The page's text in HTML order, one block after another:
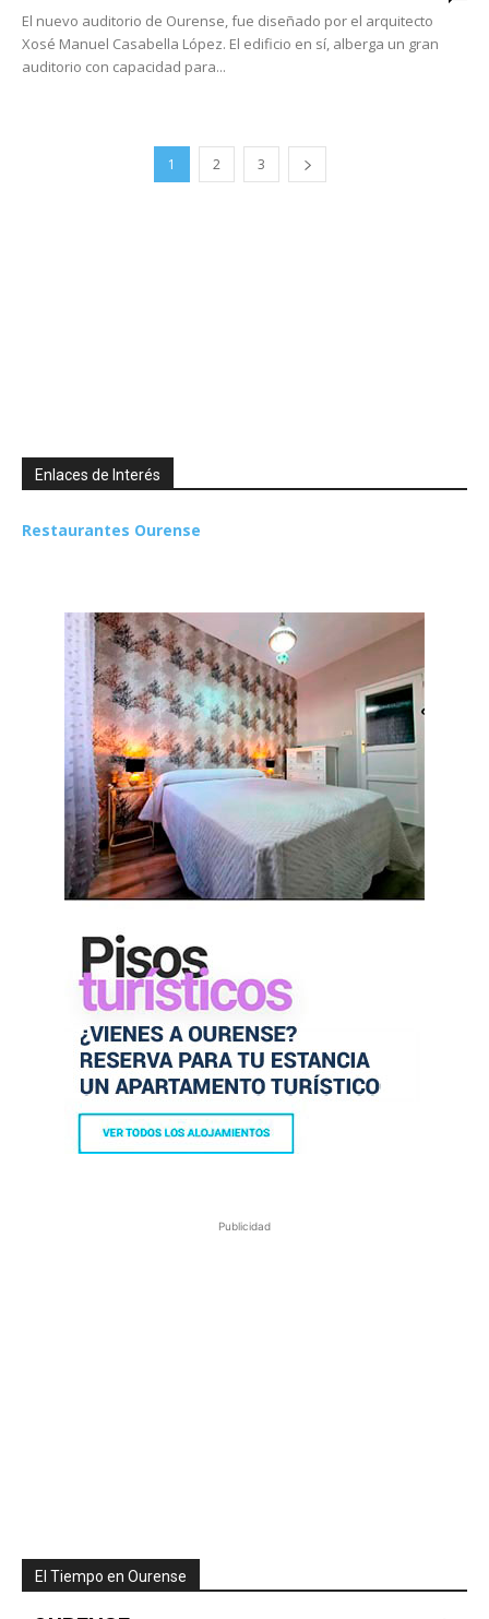
El nuevo auditorio de Ourense, fue diseñado por el arquitecto
Xosé Manuel Casabella López. El edificio en sí, alberga un gran
auditorio con capacidad para...
1 2 3
Enlaces de Interés
Restaurantes Ourense
Publicidad
El Tiempo en Ourense